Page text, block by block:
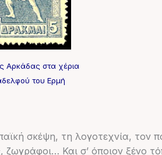
Αρκάδας στα χέρια
του Ερμή
σκέψη, τη λογοτεχνία, τον
Και σ’ όποιον ξένο